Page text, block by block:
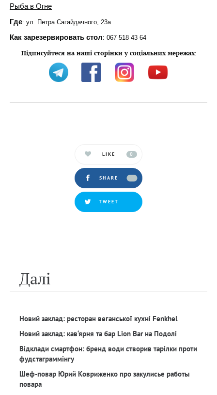
Рыба в Огне
Где: ул. Петра Сагайдачного, 23а
Как зарезервировать стол: 067 518 43 64
Підписуйтеся на наші сторінки у соціальних мережах:
LIKE 0
SHARE
TWEET
Далi
Новий заклад: ресторан веганської кухні Fenkhel
Новий заклад: кав‘ярня та бар Lion Bar на Подолі
Відклади смартфон: бренд води створив тарілки проти
фудстаграммінгу
Шеф-повар Юрий Ковриженко про закулисье работы
повара